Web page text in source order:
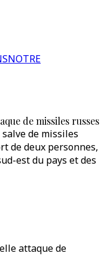
NOTRE
de missiles russes
de missiles
de deux personnes,
est du pays et des
attaque de